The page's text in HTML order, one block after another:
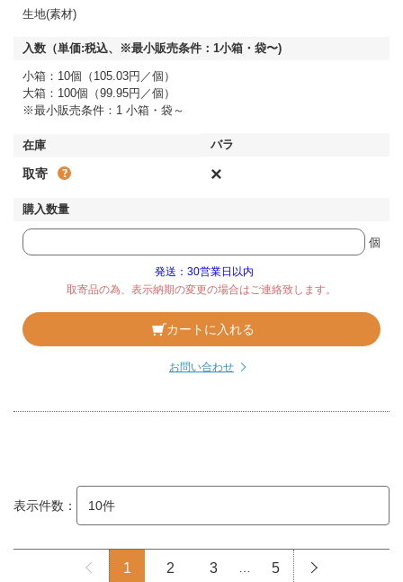
生地(素材)
小箱：10個（105.03円／個）
大箱：100個（99.95円／個）
※最小販売条件：1 小箱・袋～
取寄 ×
個
発送：30営業日以内
取寄品の為、表示納期の変更の場合はご連絡致します。
カートに入れる
お問い合わせ
表示件数：
1 2 3 5